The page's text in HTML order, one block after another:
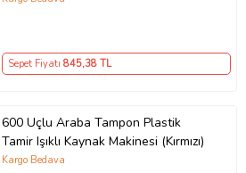
Sepet Fiyatı 845,38 TL
600 Uçlu Araba Tampon Plastik
Tamir Işıklı Kaynak Makinesi (Kırmızı)
Kargo Bedava